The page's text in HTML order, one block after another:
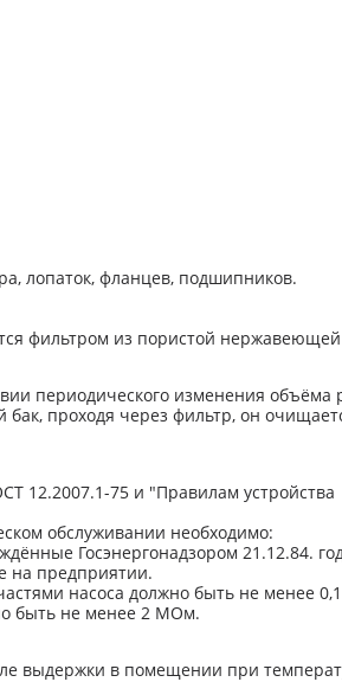
лопаток, фланцев, подшипников.
фильтром из пористой нержавеющей
периодического изменения объёма
проходя через фильтр, он
12.2007.1-75 и "Правилам устройства
обслуживании необходимо:
Госэнергонадзором 21.12.84.
на предприятии.
насоса должно быть не менее
быть не менее 2 МОм.
выдержки в помещении при